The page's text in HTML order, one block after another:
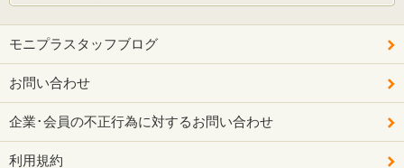
モニプラスタッフブログ
お問い合わせ
企業･会員の不正行為に対するお問い合わせ
利用規約